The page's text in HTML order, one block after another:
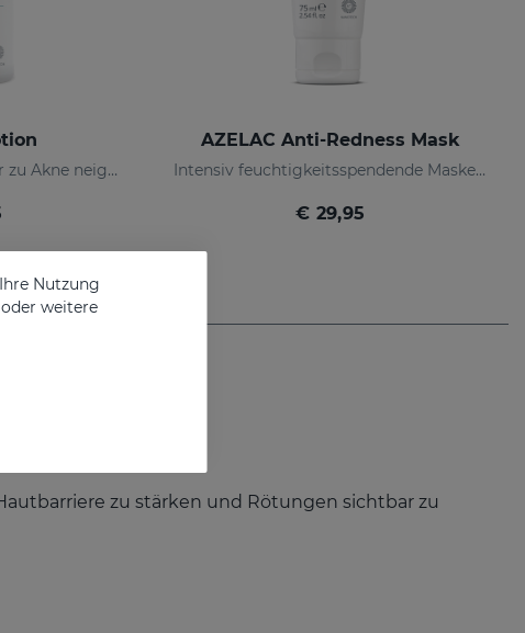
Geeignet für fettige oder zu Akne neigende Haut
AZELAC Anti-Redness Mask
Intensiv feuchtigkeitsspendende Maske speziell für empfindliche, reaktive und gerötete Haut
€ 29,95
zu stärken und Rötungen sichtbar zu
Nutzung
weitere